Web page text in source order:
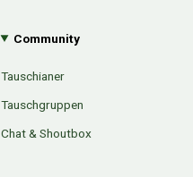
Community
Tauschianer
Tauschgruppen
Chat & Shoutbox